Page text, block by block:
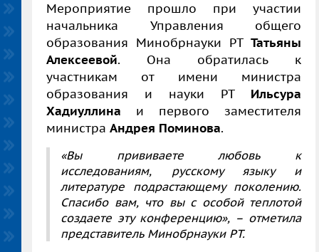
Мероприятие прошло при участии
начальника Управления общего
образования Минобрнауки РТ Татьяны
Алексеевой. Она обратилась к
участникам от имени министра
образования и науки РТ Ильсура
Хадиуллина и первого заместителя
министра Андрея Поминова.
«Вы прививаете любовь к
исследованиям, русскому языку и
литературе подрастающему поколению.
Спасибо вам, что вы с особой теплотой
создаете эту конференцию», – отметила
представитель Минобрнауки РТ.